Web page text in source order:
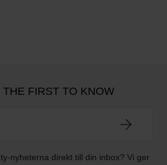
THE FIRST TO KNOW
nyheterna direkt till din inbox? Vi ger